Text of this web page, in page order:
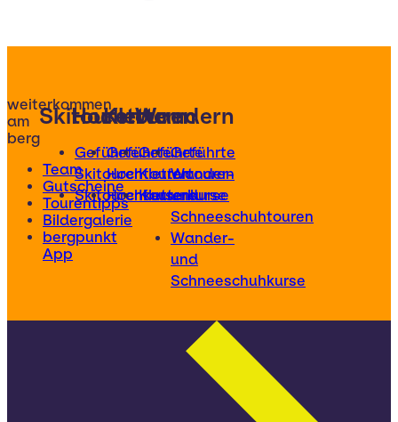
weiterkommen
am
berg
Team
Gutscheine
Tourentipps
Bildergalerie
bergpunkt
App
Skitouren
Geführte
Skitouren
Skitourenkurse
Hochtouren
Geführte
Hochtouren
Hochtourenkurse
Klettern
Geführte
Klettertouren
Kletterkurse
Wandern
Geführte
Wander-
und
Schneeschuhtouren
Wander-
und
Schneeschuhkurse